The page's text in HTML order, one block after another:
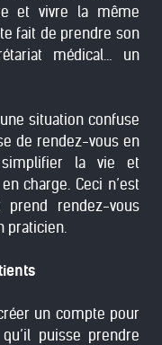
et vivre la même
fait de prendre son
médical… un
situation confuse
de rendez-vous en
la vie et
charge. Ceci n’est
rendez-vous
praticien.
un compte pour
puisse prendre